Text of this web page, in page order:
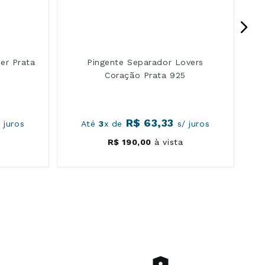
Prata
Pingente Separador Lovers
Coração Prata 925
Até3x de R$ 63,33 s/ juros
R$ 190,00 à vista